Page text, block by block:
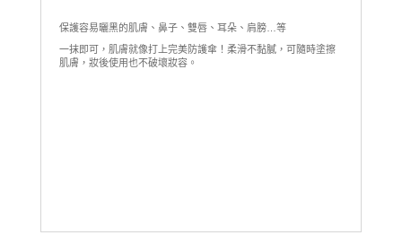
保護容易曬黑的肌膚、鼻子、雙唇、耳朵、肩膀…等
一抹即可，肌膚就像打上完美防護傘！柔滑不黏膩，可隨時塗擦
肌膚，妝後使用也不破壞妝容。